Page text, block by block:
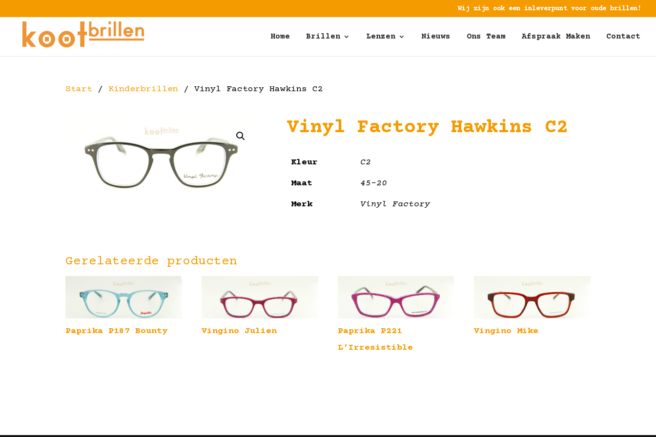
Wij zijn ook een inleverpunt voor oude brillen!
Home Brillen Lenzen Nieuws Ons Team Afspraak Maken Contact
Start / Kinderbrillen / Vinyl Factory Hawkins C2
Vinyl Factory Hawkins C2
Kleur C2
Maat 45-20
Merk Vinyl Factory
Gerelateerde producten
Paprika P187 Bounty Vingino Julien
Paprika P221
L’Irresistible
Vingino Mike